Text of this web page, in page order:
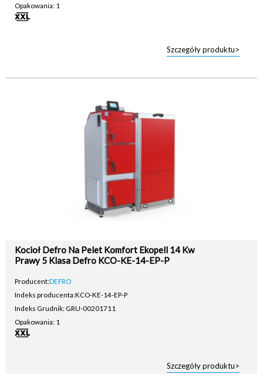
Opakowania: 1
Szczegóły produktu>
Kocioł Defro Na Pelet Komfort Ekopell 14 Kw
Prawy 5 Klasa Defro KCO-KE-14-EP-P
Producent:DEFRO
Indeks producenta:KCO-KE-14-EP-P
Indeks Grudnik: GRU-00201711
Opakowania: 1
Szczegóły produktu>